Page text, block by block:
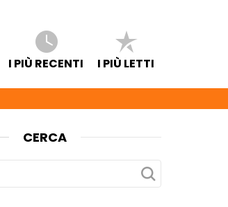
I PIÙ RECENTI I PIÙ LETTI
CERCA